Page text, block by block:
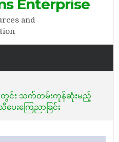
Enterprise
and
တွင်း သက်တမ်းကုန်ဆုံးမည့်
ေးကြေညာခြင်း